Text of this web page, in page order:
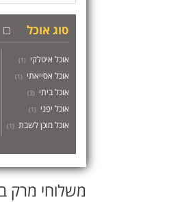
סוג אוכל
אוכל איטלקי (
1
)
אוכל אסייאתי (
1
)
אוכל ביתי (
3
)
אוכל יפני (
1
)
אוכל מוכן לשבת (
1
)
משלוחי מרק